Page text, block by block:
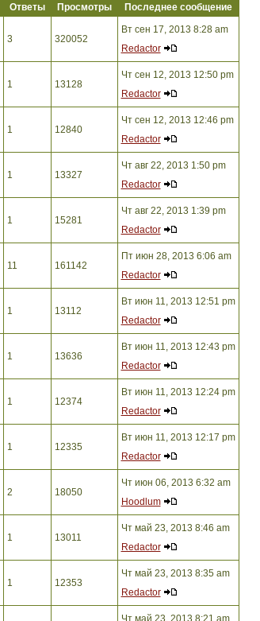
Ответы Просмотры Последнее сообщение
3 320052
Вт сен 17, 2013 8:28 am
Redactor
1 13128
Чт сен 12, 2013 12:50 pm
Redactor
1 12840
Чт сен 12, 2013 12:46 pm
Redactor
1 13327
Чт авг 22, 2013 1:50 pm
Redactor
1 15281
Чт авг 22, 2013 1:39 pm
Redactor
11 161142
Пт июн 28, 2013 6:06 am
Redactor
1 13112
Вт июн 11, 2013 12:51 pm
Redactor
1 13636
Вт июн 11, 2013 12:43 pm
Redactor
1 12374
Вт июн 11, 2013 12:24 pm
Redactor
1 12335
Вт июн 11, 2013 12:17 pm
Redactor
2 18050
Чт июн 06, 2013 6:32 am
Hoodlum
1 13011
Чт май 23, 2013 8:46 am
Redactor
1 12353
Чт май 23, 2013 8:35 am
Redactor
Чт май 23, 2013 8:21 am